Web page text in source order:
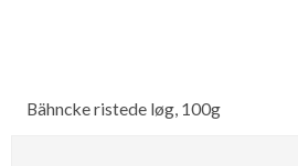
Bähncke ristede løg, 100g